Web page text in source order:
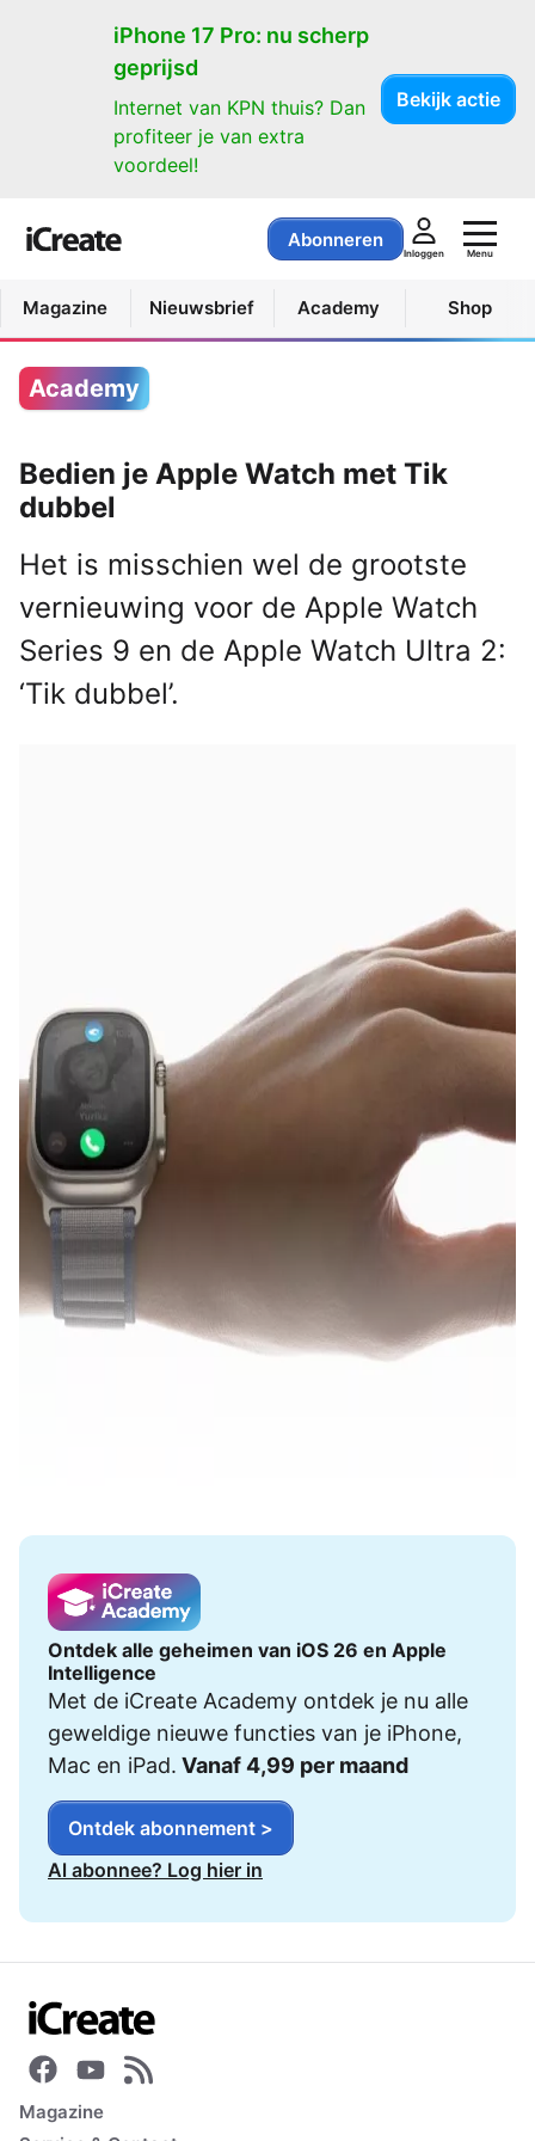
iPhone 17 Pro: nu scherp
geprijsd
Internet van KPN thuis? Dan
profiteer je van extra
voordeel!
Bekijk actie
Abonneren
Inloggen Menu
Magazine Nieuwsbrief Academy Shop
Academy
Bedien je Apple Watch met Tik
dubbel
Het is misschien wel de grootste
vernieuwing voor de Apple Watch
Series 9 en de Apple Watch Ultra 2:
‘Tik dubbel’.
Ontdek alle geheimen van iOS 26 en Apple
Intelligence
Met de iCreate Academy ontdek je nu alle
geweldige nieuwe functies van je iPhone,
Mac en iPad. Vanaf 4,99 per maand
Ontdek abonnement >
Al abonnee? Log hier in
Magazine